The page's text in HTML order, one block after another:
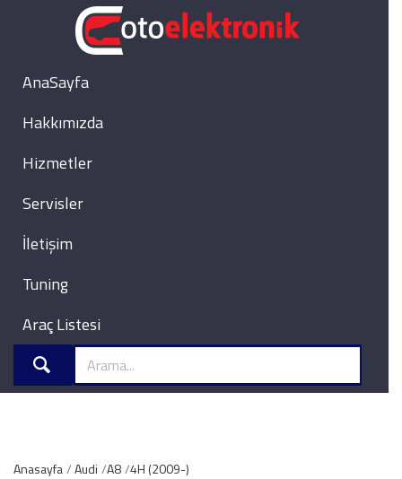
AnaSayfa
Hakkımızda
Hizmetler
Servisler
İletişim
Tuning
Araç Listesi
Anasayfa Audi A8 4H (2009-)